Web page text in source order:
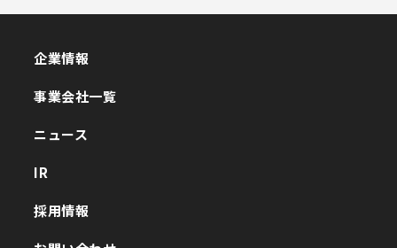
企業情報
事業会社一覧
ニュース
IR
採用情報